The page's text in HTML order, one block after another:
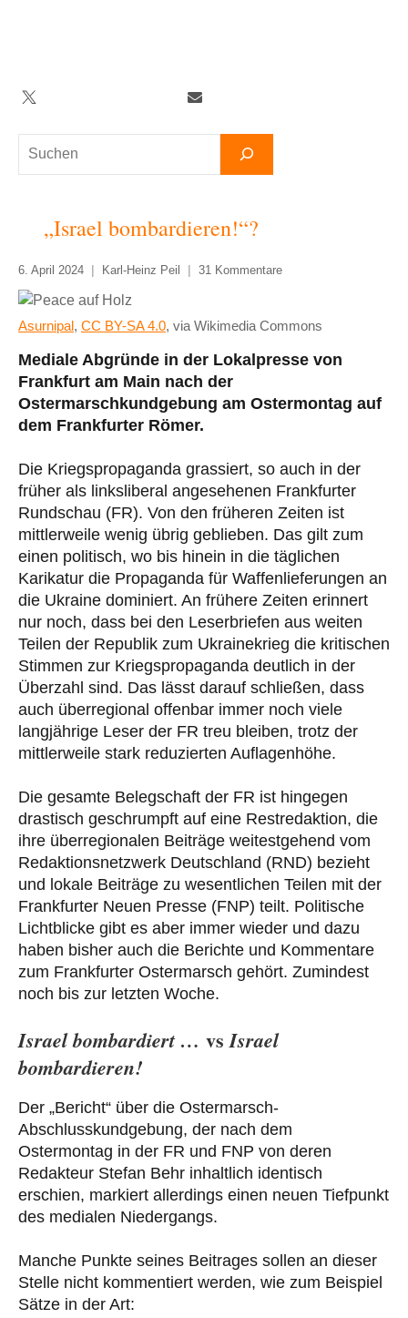
Suchen
Twitter TelegramNewsletter
„Israel bombardieren!“?
6. April 2024 Karl-Heinz Peil 31 Kommentare
Asurnipal, CC BY-SA 4.0, via Wikimedia Commons
Mediale Abgründe in der Lokalpresse von
Frankfurt am Main nach der
Ostermarschkundgebung am Ostermontag auf
dem Frankfurter Römer.
Die Kriegspropaganda grassiert, so auch in der
früher als linksliberal angesehenen Frankfurter
Rundschau (FR). Von den früheren Zeiten ist
mittlerweile wenig übrig geblieben. Das gilt zum
einen politisch, wo bis hinein in die täglichen
Karikatur die Propaganda für Waffenlieferungen an
die Ukraine dominiert. An frühere Zeiten erinnert
nur noch, dass bei den Leserbriefen aus weiten
Teilen der Republik zum Ukrainekrieg die kritischen
Stimmen zur Kriegspropaganda deutlich in der
Überzahl sind. Das lässt darauf schließen, dass
auch überregional offenbar immer noch viele
langjährige Leser der FR treu bleiben, trotz der
mittlerweile stark reduzierten Auflagenhöhe.
Die gesamte Belegschaft der FR ist hingegen
drastisch geschrumpft auf eine Restredaktion, die
ihre überregionalen Beiträge weitestgehend vom
Redaktionsnetzwerk Deutschland (RND) bezieht
und lokale Beiträge zu wesentlichen Teilen mit der
Frankfurter Neuen Presse (FNP) teilt. Politische
Lichtblicke gibt es aber immer wieder und dazu
haben bisher auch die Berichte und Kommentare
zum Frankfurter Ostermarsch gehört. Zumindest
noch bis zur letzten Woche.
Israel bombardiert … vsIsrael
bombardieren!
Der „Bericht“ über die Ostermarsch-
Abschlusskundgebung, der nach dem
Ostermontag in der FR und FNP von deren
Redakteur Stefan Behr inhaltlich identisch
erschien, markiert allerdings einen neuen Tiefpunkt
des medialen Niedergangs.
Manche Punkte seines Beitrages sollen an dieser
Stelle nicht kommentiert werden, wie zum Beispiel
Sätze in der Art: